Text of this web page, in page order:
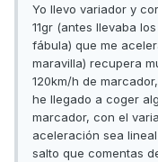
Yo llevo variador y
11gr (antes llevaba
fábula) que me
maravilla) recupera
120km/h de
he llegado a coger
marcador, con el
aceleración sea
salto que comentas